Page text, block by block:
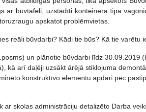
ar būvtāfeli, uzstādīti konteinera tipa
apskatot problēmvietas.
reāli būvdarbi? Kādi tie būs? Kā tie
un plānotie būvdarbi līdz 30.09.2019
kā arī daļēji uzsākt ārējā stiklojuma
konstruktīvo elementu apdari pēc
skolas administrāciju detalizēto Darba